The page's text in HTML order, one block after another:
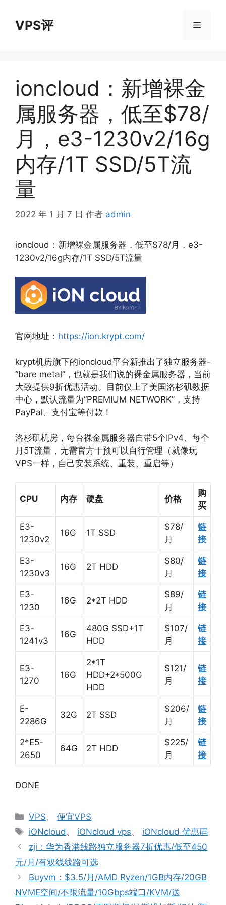
VPS评 菜
ioncloud：新增裸金
属服务器，低至$78/
月，e3-1230v2/16g
内存/1T SSD/5T流
量
2022 年 1 月 7 日 作者 admin
ioncloud：新增裸金属服务器，低至$78/月，e3-
1230v2/16g内存/1T SSD/5T流量
官网地址： https://ion.krypt.com/
krypt机房旗下的ioncloud平台新推出了独立服务器-
“bare metal”，也就是我们说的裸金属服务器，当前
大致提供9折优惠活动。目前仅上了美国洛杉矶数据
中心，默认流量为“PREMIUM NETWORK”，支持
PayPal、支付宝等付款！
洛杉矶机房，每台裸金属服务器自带5个IPv4、每个
月5T流量，无需官方干预可以自行管理（就像玩
VPS一样，自己安装系统、重装、重启等）
CPU 内存 硬盘 价格
购
买
E3-
1230v2
16G 1T SSD
$78/
月
链
接
E3-
1230v3
16G 2T HDD
$80/
月
链
接
E3-
1230
16G 2*2T HDD
$89/
月
链
接
E3-
1241v3
16G
480G SSD+1T
HDD
$107/
月
链
接
E3-
1270
16G
2*1T
HDD+2*500G
HDD
$121/
月
链
接
E-
2286G
32G 2T SSD
$206/
月
链
接
2*E5-
2650
64G 2T HDD
$225/
月
链
接
DONE
分
类
VPS、便宜VPS
标
签
iONcloud 、 iONcloud vps、 iONcloud 优惠码
zji：华为香港线路独立服务器7折优惠/低至450
元/月/有双线线路可选
Buyvm：$3.5/月/AMD Ryzen/1GB内存/20GB
NVME空间/不限流量/10Gbps端口/KVM/送